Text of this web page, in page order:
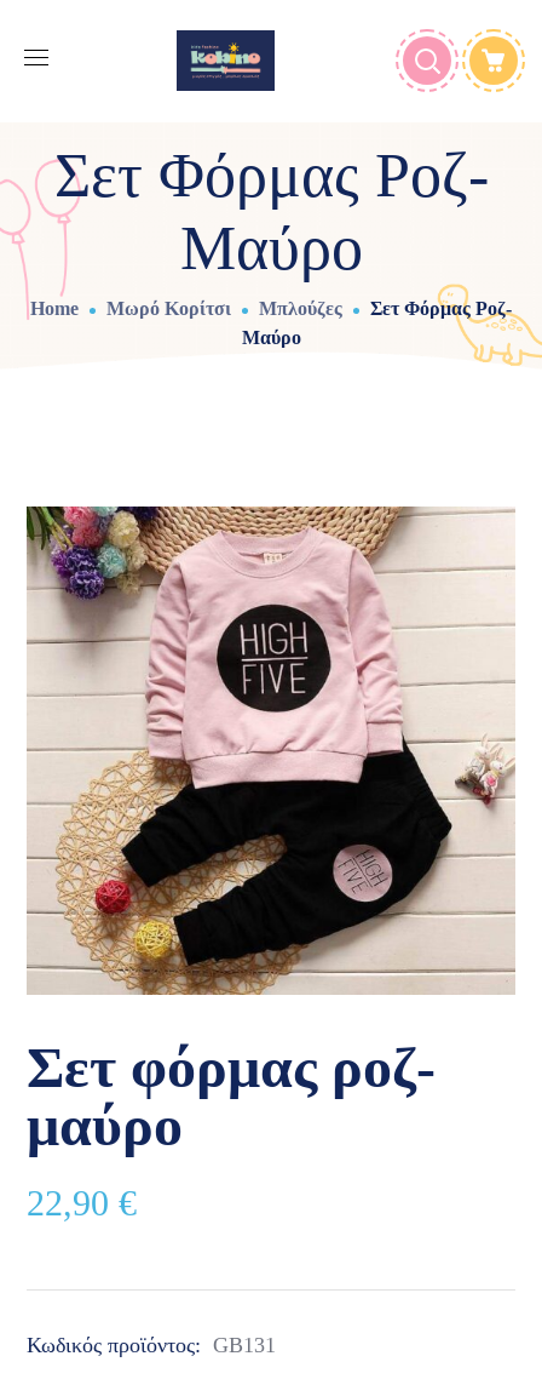
Σετ Φόρμας Ροζ-
Μαύρο
Home Μωρό Κορίτσι Μπλούζες
Σετ Φόρμας Ροζ-
Μαύρο
Σετ φόρμας ροζ-
μαύρο
22,90€
Κωδικός προϊόντος: GB131